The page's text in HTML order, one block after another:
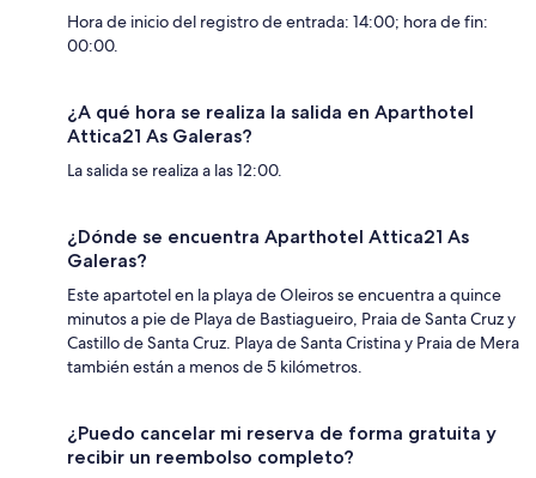
Hora de inicio del registro de entrada: 14:00; hora de fin:
00:00.
¿A qué hora se realiza la salida en Aparthotel
Attica21 As Galeras?
La salida se realiza a las 12:00.
¿Dónde se encuentra Aparthotel Attica21 As
Galeras?
Este apartotel en la playa de Oleiros se encuentra a quince
minutos a pie de Playa de Bastiagueiro, Praia de Santa Cruz y
Castillo de Santa Cruz. Playa de Santa Cristina y Praia de Mera
también están a menos de 5 kilómetros.
¿Puedo cancelar mi reserva de forma gratuita y
recibir un reembolso completo?